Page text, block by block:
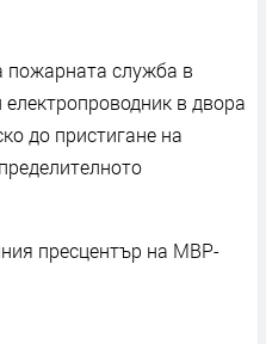
пожарната служба в
в двора
до пристигане на
пресцентър на МВР-